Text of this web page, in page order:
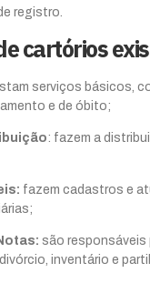
registro.
cartórios
serviços básicos,
e de óbito;
: fazem a
fazem cadastros e
são
inventário e